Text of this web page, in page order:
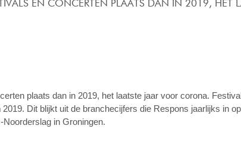
EN CONCERTEN PLAATS DAN IN 2019, HET
plaats dan in 2019, het laatste jaar voor corona.
Dit blijkt uit de branchecijfers die Respons jaarlijks in
in Groningen.